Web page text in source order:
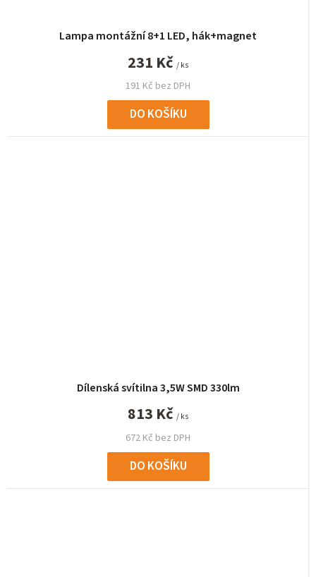
Lampa montážní 8+1 LED, hák+magnet
191 Kč bez DPH
231 Kč / ks
DO KOŠÍKU
Dílenská svítilna 3,5W SMD 330lm
672 Kč bez DPH
813 Kč / ks
DO KOŠÍKU